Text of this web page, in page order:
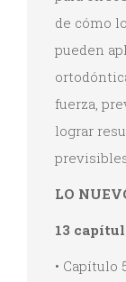
de cómo
pueden
fuerza,
lograr
LO
13
• Capítulo